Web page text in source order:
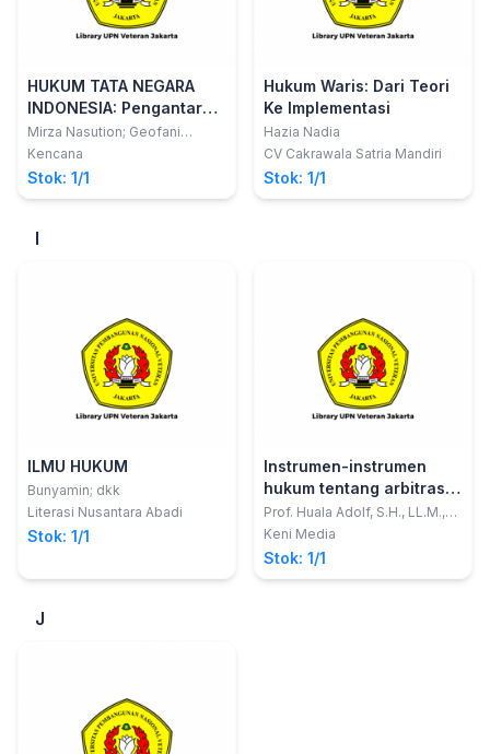
HUKUM TATA NEGARA
INDONESIA: Pengantar
Dasar
Mirza Nasution; Geofani
Milthree Saragih
Kencana
Stok: 1/1
Hukum Waris: Dari Teori
Ke Implementasi
Hazia Nadia
CV Cakrawala Satria Mandiri
Stok: 1/1
I
ILMU HUKUM
Bunyamin; dkk
Literasi Nusantara Abadi
Stok: 1/1
Instrumen-instrumen
hukum tentang arbitrase
komersial di Indonesia
Prof. Huala Adolf, S.H., LL.M.,
Ph.D.
Keni Media
Stok: 1/1
J